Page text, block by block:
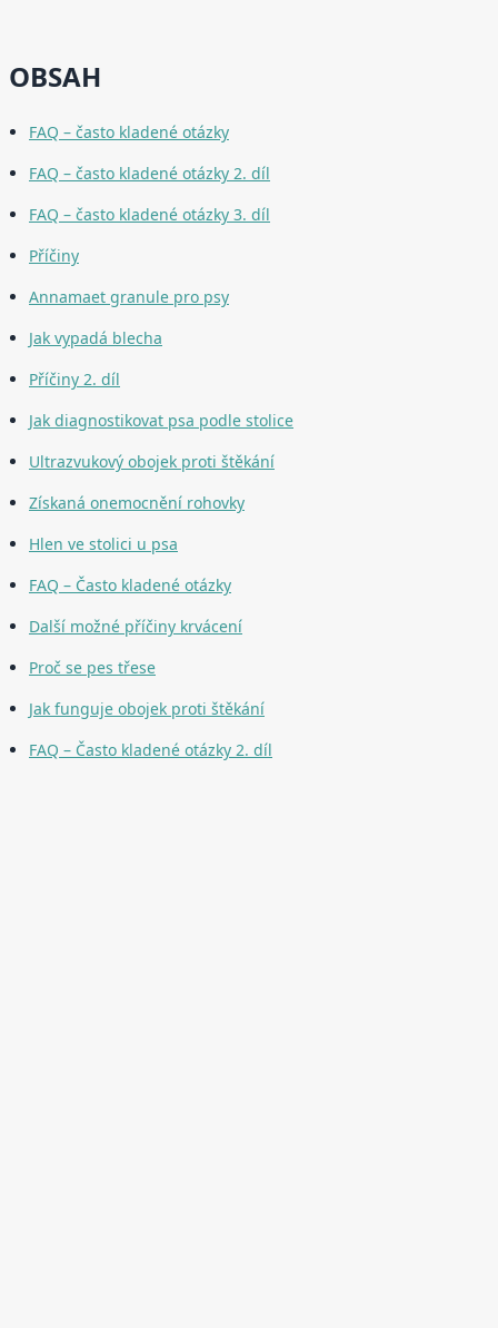
OBSAH
FAQ – často kladené otázky
FAQ – často kladené otázky 2. díl
FAQ – často kladené otázky 3. díl
Příčiny
Annamaet granule pro psy
Jak vypadá blecha
Příčiny 2. díl
Jak diagnostikovat psa podle stolice
Ultrazvukový obojek proti štěkání
Získaná onemocnění rohovky
Hlen ve stolici u psa
FAQ – Často kladené otázky
Další možné příčiny krvácení
Proč se pes třese
Jak funguje obojek proti štěkání
FAQ – Často kladené otázky 2. díl